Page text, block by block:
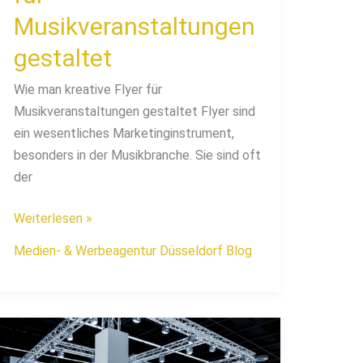
Musikveranstaltungen
gestaltet
Wie man kreative Flyer für
Musikveranstaltungen gestaltet Flyer sind
ein wesentliches Marketinginstrument,
besonders in der Musikbranche. Sie sind oft
der
Weiterlesen »
Medien- & Werbeagentur Düsseldorf Blog
Tipps